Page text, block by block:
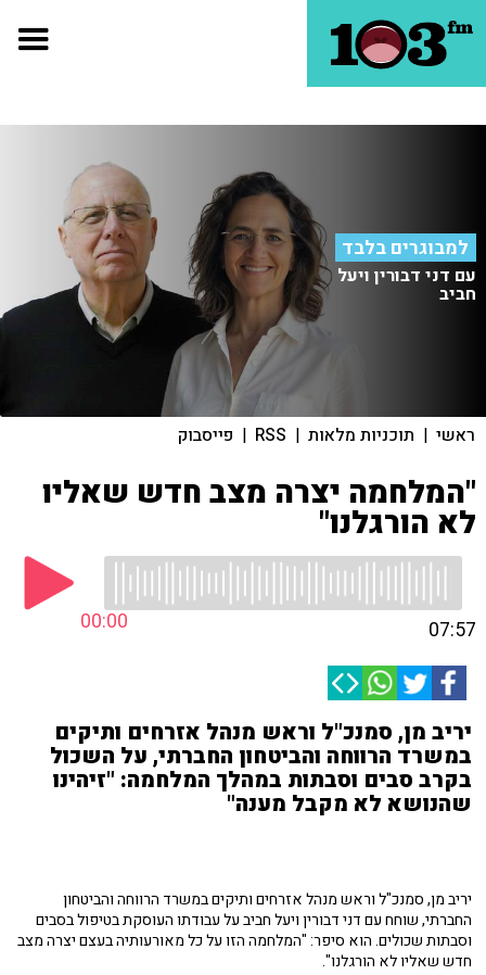
למבוגרים בלבד
עם דני דבורין ויעל
חביב
ראשי | תוכניות מלאות |
RSS
| פייסבוק
"המלחמה יצרה מצב חדש שאליו
לא הורגלנו"
00:00 07:57
יריב מן, סמנכ"ל וראש מנהל אזרחים ותיקים
במשרד הרווחה והביטחון החברתי, על השכול
בקרב סבים וסבתות במהלך המלחמה: "זיהינו
שהנושא לא מקבל מענה"
יריב מן, סמנכ"ל וראש מנהל אזרחים ותיקים במשרד הרווחה והביטחון
החברתי, שוחח עם דני דבורין ויעל חביב על עבודתו העוסקת בטיפול בסבים
וסבתות שכולים. הוא סיפר: "המלחמה הזו על כל מאורעותיה בעצם יצרה מצב
חדש שאליו לא הורגלנו".